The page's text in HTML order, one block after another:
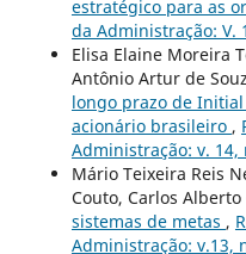
estratégico para as
da Administração: V.
Elisa Elaine Moreira
Antônio Artur de
longo prazo de
acionário brasileiro ,
Administração: v. 14,
Mário Teixeira Reis
Couto, Carlos Alberto
sistemas de metas ,
Administração: v.13,